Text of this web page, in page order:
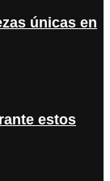
únicas en
estos